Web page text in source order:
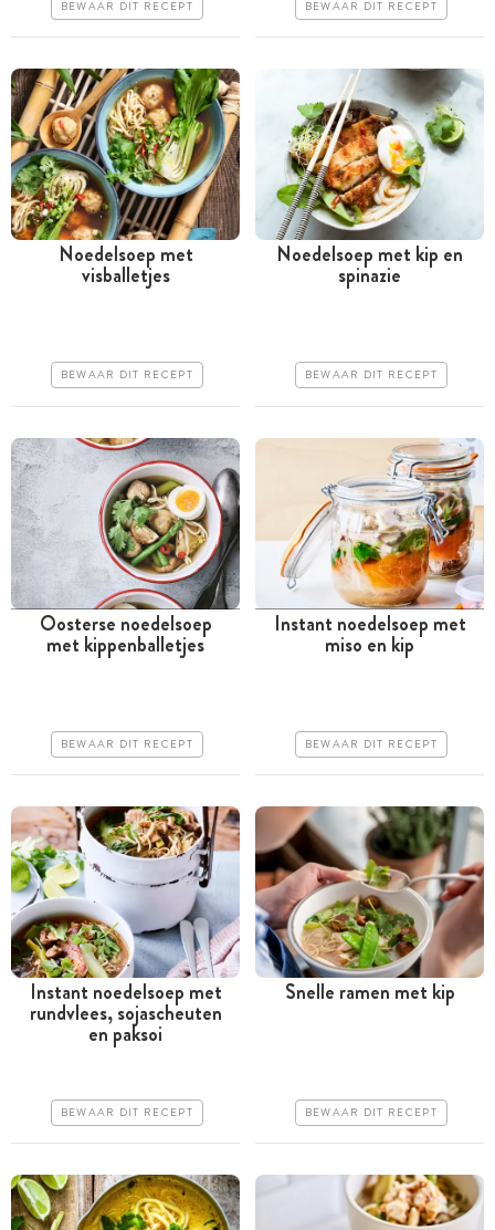
BEWAAR DIT RECEPT BEWAAR DIT RECEPT
Tussen 30 minuten en 1
Noedelsoep met
visballetjes
BEWAAR DIT RECEPT
Minder dan 30 minuten
Erg makkelijk
Noedelsoep met kip en
spinazie
BEWAAR DIT RECEPT
Tussen 30 minuten en 1
Oosterse noedelsoep
met kippenballetjes
BEWAAR DIT RECEPT
Minder dan 30 minuten
Erg makkelijk
Instant noedelsoep met
miso en kip
BEWAAR DIT RECEPT
Tussen 30 minuten en 1
Instant noedelsoep met
rundvlees, sojascheuten
en paksoi
BEWAAR DIT RECEPT Erg makkelijk
Snelle ramen met kip
BEWAAR DIT RECEPT